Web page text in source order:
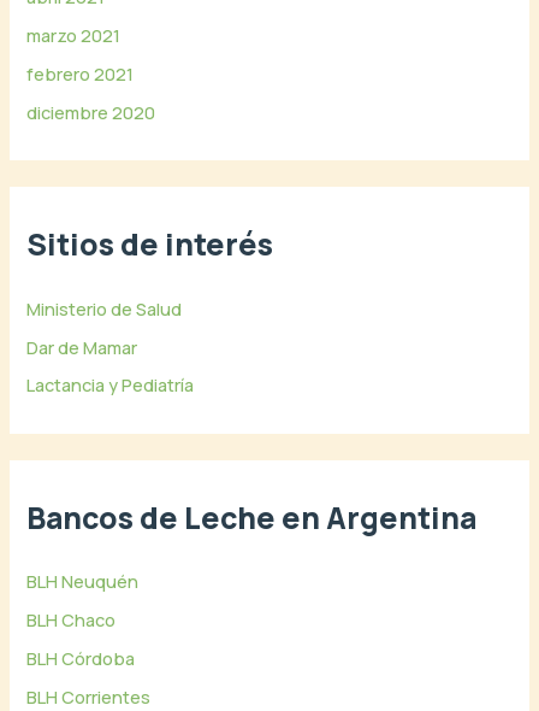
marzo 2021
febrero 2021
diciembre 2020
Sitios de interés
Ministerio de Salud
Dar de Mamar
Lactancia y Pediatría
Bancos de Leche en Argentina
BLH Neuquén
BLH Chaco
BLH Córdoba
BLH Corrientes